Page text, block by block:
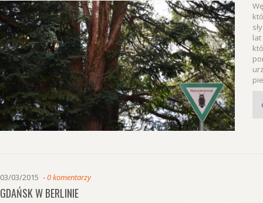
lat
03/03/2015 0 komentarzy
GDAŃSK W BERLINIE